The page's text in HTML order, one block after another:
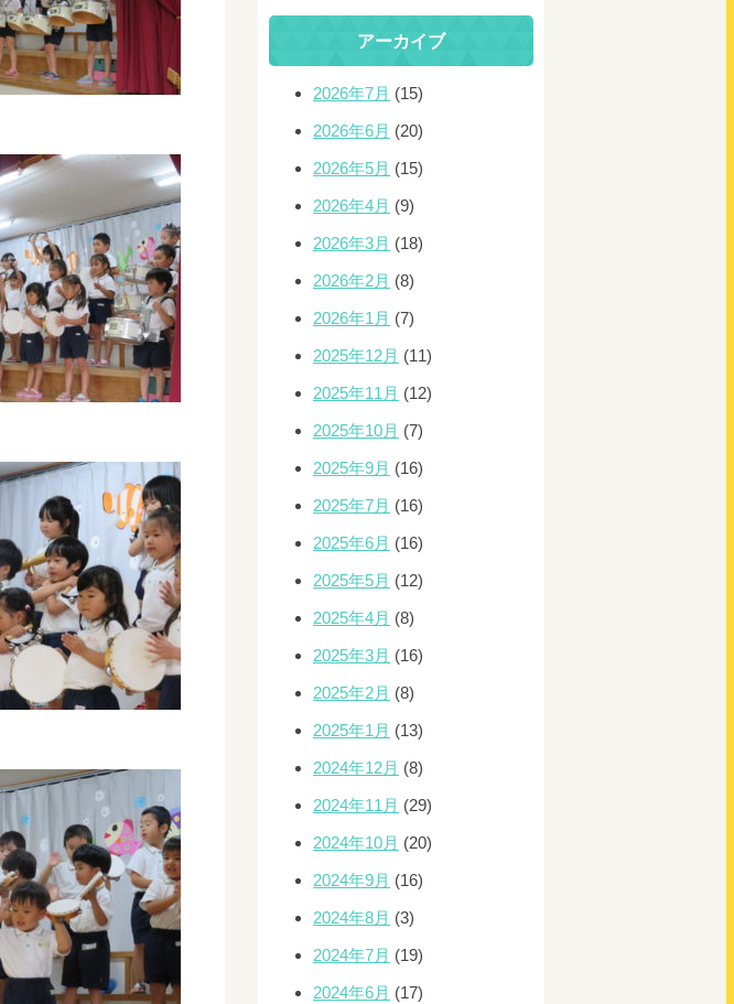
アーカイブ
2026年7月 (15)
2026年6月 (20)
2026年5月 (15)
2026年4月 (9)
2026年3月 (18)
2026年2月 (8)
2026年1月 (7)
2025年12月 (11)
2025年11月 (12)
2025年10月 (7)
2025年9月 (16)
2025年7月 (16)
2025年6月 (16)
2025年5月 (12)
2025年4月 (8)
2025年3月 (16)
2025年2月 (8)
2025年1月 (13)
2024年12月 (8)
2024年11月 (29)
2024年10月 (20)
2024年9月 (16)
2024年8月 (3)
2024年7月 (19)
2024年6月 (17)